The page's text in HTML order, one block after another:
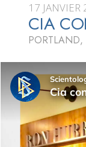
Les scientologues et
Rencontrez un
À l’intérieur d’une
Les principes de
Scientologie
La Dianétique : Une
17 JANVIER
CIA